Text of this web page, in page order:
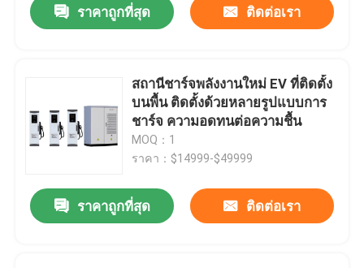
ราคาถูกที่สุด ติดต่อเรา
สถานีชาร์จพลังงานใหม่ EV ที่ติดตั้ง
บนพื้น ติดตั้งด้วยหลายรูปแบบการ
ชาร์จ ความอดทนต่อความชื้น
MOQ：1
ราคา：$14999-$49999
ราคาถูกที่สุด ติดต่อเรา